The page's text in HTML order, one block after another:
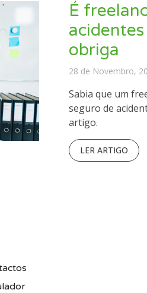
É
obriga
28 de Novembro,
Sabia que um
seguro de
artigo.
LER ARTIGO